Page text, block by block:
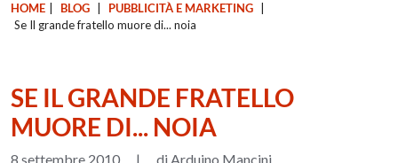
HOME BLOG PUBBLICITÀ E MARKETING
Se Il grande fratello muore di... noia
SE IL GRANDE FRATELLO
MUORE DI... NOIA
8 settembre 2010 |
di Arduino Mancini